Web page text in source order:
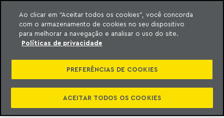
o conteúdo
Meyer
DEDUTIBILIDADE DE GASTOS COM
COMISSÃO DE VENDA PAGA A
MARKETPLACE DOMICILIADO NO
PAÍS
Ao clicar em “Aceitar todos os cookies”, você concorda
com o armazenamento de cookies no seu dispositivo
para melhorar a navegação e analisar o uso do site.
Políticas de privacidade
PREFERÊNCIAS DE COOKIES
ACEITAR TODOS OS COOKIES